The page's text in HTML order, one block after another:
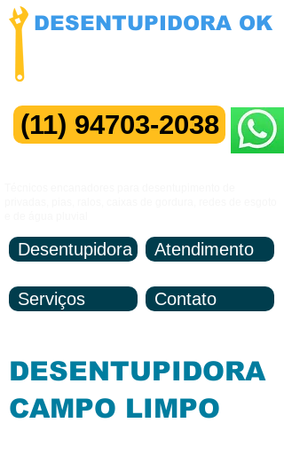
DESENTUPIDORA OK
(11) 94703-2038
Desentupidora Atendimento
Serviços Contato
DESENTUPIDORA
CAMPO LIMPO